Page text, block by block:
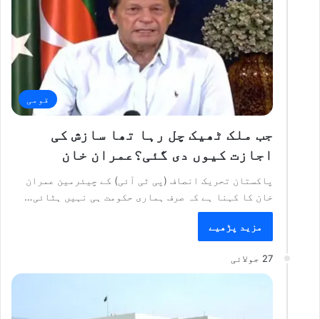
قومی
جب ملک ٹھیک چل رہا تھا سازش کی
اجازت کیوں دی گئی؟عمران خان
پاکستان تحریک انصاف (پی ٹی آئی) کے چیئرمین عمران
خان کا کہنا ہے کہ صرف ہماری حکومت ہی نہیں ہٹائی…
مزید پڑھیے
27 جولائی